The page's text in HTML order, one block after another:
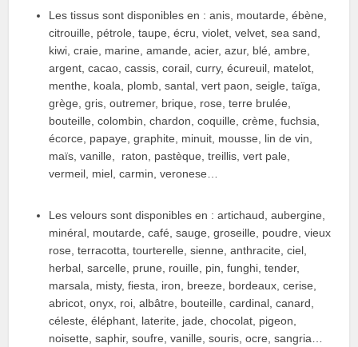
Les tissus sont disponibles en : anis, moutarde, ébène,
citrouille, pétrole, taupe, écru, violet, velvet, sea sand,
kiwi, craie, marine, amande, acier, azur, blé, ambre,
argent, cacao, cassis, corail, curry, écureuil, matelot,
menthe, koala, plomb, santal, vert paon, seigle, taïga,
grège, gris, outremer, brique, rose, terre brulée,
bouteille, colombin, chardon, coquille, crème, fuchsia,
écorce, papaye, graphite, minuit, mousse, lin de vin,
maïs, vanille, raton, pastèque, treillis, vert pale,
vermeil, miel, carmin, veronese…
Les velours sont disponibles en : artichaud, aubergine,
minéral, moutarde, café, sauge, groseille, poudre, vieux
rose, terracotta, tourterelle, sienne, anthracite, ciel,
herbal, sarcelle, prune, rouille, pin, funghi, tender,
marsala, misty, fiesta, iron, breeze, bordeaux, cerise,
abricot, onyx, roi, albâtre, bouteille, cardinal, canard,
céleste, éléphant, laterite, jade, chocolat, pigeon,
noisette, saphir, soufre, vanille, souris, ocre, sangria…